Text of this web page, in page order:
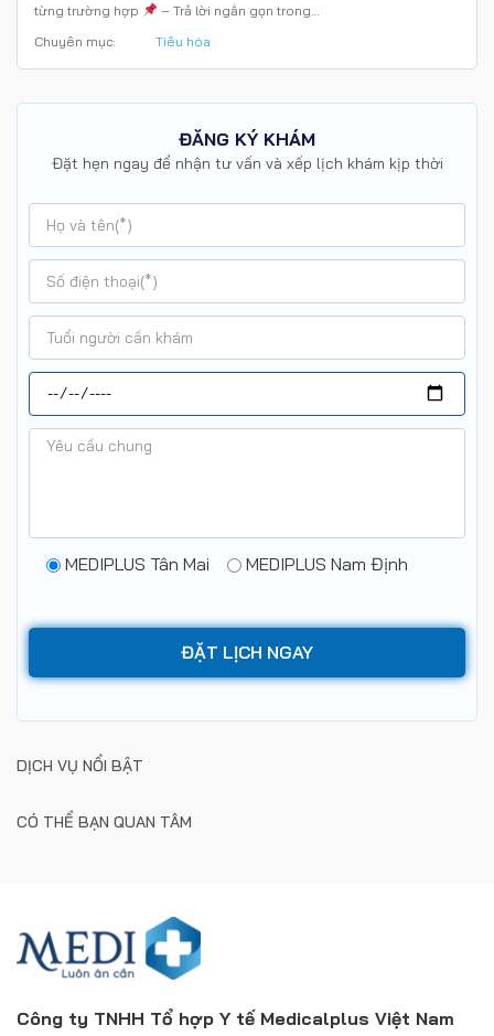
từng trường hợp
– Trả lời ngắn gọn trong…
Chuyên mục: Tiêu hóa
ĐĂNG KÝ KHÁM
Đặt hẹn ngay để nhận tư vấn và xếp lịch khám kịp thời
MEDIPLUS Tân Mai MEDIPLUS Nam Định
DỊCH VỤ NỔI BẬT
CÓ THỂ BẠN QUAN TÂM
Công ty TNHH Tổ hợp Y tế Medicalplus Việt Nam